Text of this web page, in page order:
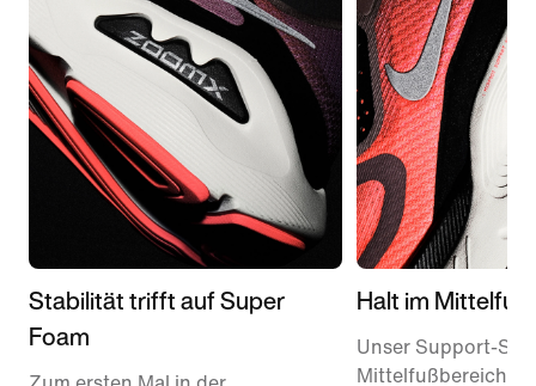
Stabilität trifft auf Super
Foam
Halt im
Unser Support-
Mittelfußbereich